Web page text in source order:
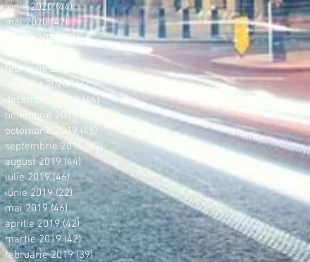
iunie 2020 (44)44 postări
mai 2020 (42)42 postări
aprilie 2020 (36)36 postări
martie 2020
(44) 44 postări
februarie 2020
38 postări
ianuarie 2020 (46)46 postări
decembrie 2019 (44)44 postări
noiembrie 2019
42 postări
octombrie 2019 (46) 46 postări
septembrie 2019 (42)42 postări
august 2019 (44) 44 postări
iulie 2019 (46) 46 postări
iunie 2019 (22) 22 postări
mai 2019 (46)46 postări
aprilie 2019 (42)42 postări
martie 2019 (42)42 postări
februarie 2019 (39)39 postări